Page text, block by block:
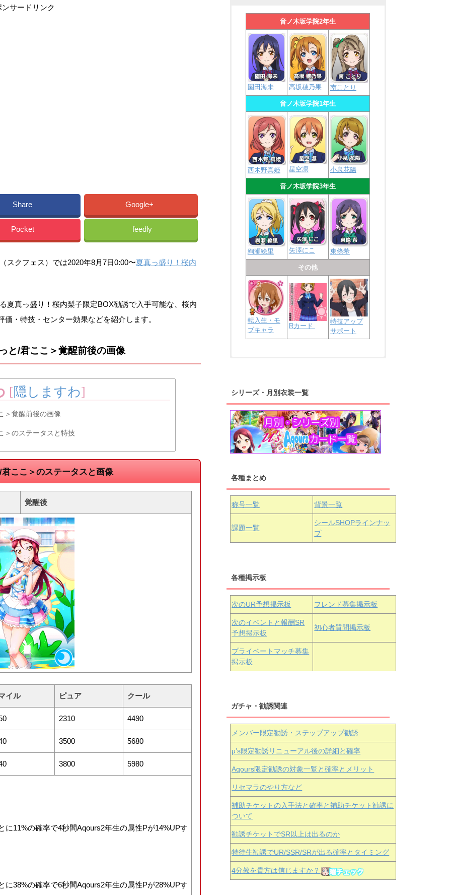
ンサードリンク
Share Google+
Pocket feedly
スクフェス）では2020年8月7日0:00〜夏真っ盛り！桜内
夏真っ盛り！桜内梨子限定BOX勧誘で入手可能な、桜内
・特技・センター効果などを紹介します。
と/君ここ＞覚醒前後の画像
[隠しますわ]
＞覚醒前後の画像
＞のステータスと特技
ここ＞のステータスと画像
覚醒後
イル ピュア クール
2310 4490
3500 5680
3800 5980
に11%の確率で4秒間Aqours2年生の属性Pが14%UPす
に38%の確率で6秒間Aqours2年生の属性Pが28%UPす
音ノ木坂学院2年生
園田海未 高坂穂乃果 南ことり
音ノ木坂学院1年生
西木野真姫 星空凛 小泉花陽
音ノ木坂学院3年生
絢瀬絵里 矢澤にこ 東條希
その他
転入生・モ
ブキャラ
Rカード
特技アップ
サポート
桜内梨子 高海千歌 渡辺曜
浦の星女学院1年生
津島善子 黒澤ルビィ 国木田花丸
浦の星女学院3年生
黒澤ダイヤ
上原歩夢 宮下愛 優木せつ菜
虹ヶ咲学園1年生
中須かすみ 天王寺璃奈 桜坂しずく
近江彼方
エマ・ヴェ
シリーズ・月別衣装一覧
各種まとめ
称号一覧 背景一覧
課題一覧
シールSHOPラインナッ
プ
各種掲示板
次のUR予想掲示板 フレンド募集掲示板
次のイベントと報酬SR
予想掲示板
初心者質問掲示板
プライベートマッチ募集
掲示板
ガチャ・勧誘関連
メンバー限定勧誘・ステップアップ勧誘
μ’s限定勧誘リニューアル後の詳細と確率
Aqours限定勧誘の対象一覧と確率とメリット
リセマラのやり方など
補助チケットの入手法と確率と補助チケット勧誘に
ついて
勧誘チケットでSR以上は出るのか
特待生勧誘でUR/SSR/SRが出る確率とタイミング
4分教を貴方は信じますか？